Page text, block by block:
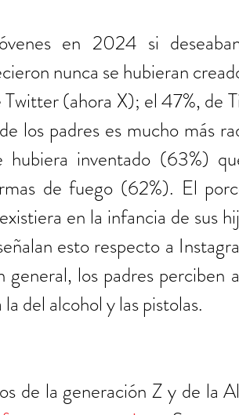
en 2024 si
nunca se hubieran
(ahora X); el 47%, de
los padres es mucho más
inventado (63%)
de fuego (62%). El
en la infancia de sus
esto respecto a
los padres perciben
del alcohol y las pistolas.
de la generación Z y de la